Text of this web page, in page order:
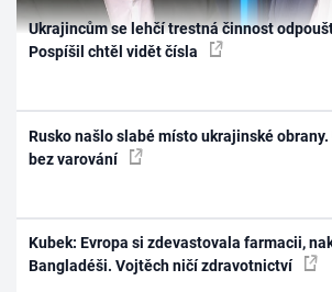
Ukrajincům se lehčí trestná činnost
Pospíšil chtěl vidět čísla
Rusko našlo slabé místo ukrajinské
bez varování
Kubek: Evropa si zdevastovala farmacii,
Bangladéši. Vojtěch ničí zdravotnictví